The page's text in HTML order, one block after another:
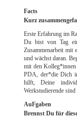
Facts
Kurz
Erste Erfahrung im
Du bist von Tag
Zusammenarbeit mit
und wächst daran.
mit den
PDA, der*die Dich
hilft, Deine
Werkstudierende
AuFgaben
Brennst Du für